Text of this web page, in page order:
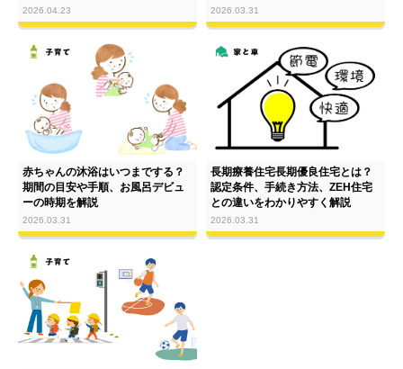
2026.04.23 2026.03.31
赤ちゃんの沐浴はいつまでする？
期間の目安や手順、お風呂デビュ
ーの時期を解説
2026.03.31
長期療養住宅長期優良住宅とは？
認定条件、手続き方法、ZEH住宅
との違いをわかりやすく解説
2026.03.31